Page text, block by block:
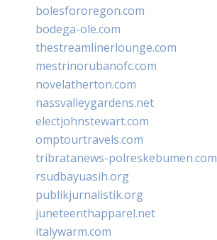
bolesfororegon.com
bodega-ole.com
thestreamlinerlounge.com
mestrinorubanofc.com
novelatherton.com
nassvalleygardens.net
electjohnstewart.com
omptourtravels.com
tribratanews-polreskebumen.com
rsudbayuasih.org
publikjurnalistik.org
juneteenthapparel.net
italywarm.com